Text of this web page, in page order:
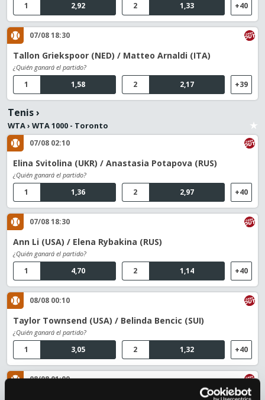
2,92
1 1,33
2 +40
07/08 18:30
Tallon Griekspoor (NED) / Matteo Arnaldi (ITA)
¿Quién ganará el partido?
1,58
1 2,17
2 +39
Tenis›
WTA› WTA 1000 - Toronto
07/08 02:10
Elina Svitolina (UKR) / Anastasia Potapova (RUS)
¿Quién ganará el partido?
1,36
1 2,97
2 +40
07/08 18:30
Ann Li (USA) / Elena Rybakina (RUS)
¿Quién ganará el partido?
4,70
1 1,14
2 +40
08/08 00:10
Taylor Townsend (USA) / Belinda Bencic (SUI)
¿Quién ganará el partido?
3,05
1 1,32
2 +40
08/08 01:00